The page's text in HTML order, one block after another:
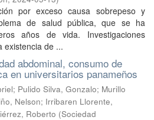
por exceso causa sobrepeso y
de salud pública, que se ha
años de vida. Investigaciones
existencia de ...
abdominal, consumo de
en universitarios panameños
; Pulido Silva, Gonzalo; Murillo
Nelson; Irribaren Llorente,
Roberto (Sociedad